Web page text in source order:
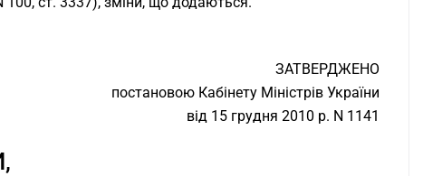
ЗАТВЕРДЖЕНО
постановою Кабінету Міністрів України
від 15 грудня 2010 р. N 1141